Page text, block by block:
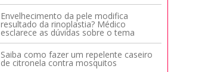
Envelhecimento da pele modifica
resultado da rinoplastia? Médico
esclarece as dúvidas sobre o tema
Saiba como fazer um repelente caseiro
de citronela contra mosquitos